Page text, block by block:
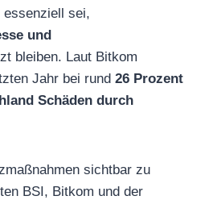
essenziell sei,
und
bleiben. Laut Bitkom
Jahr bei rund 26 Prozent
Schäden durch
sichtbar zu
BSI, Bitkom und der